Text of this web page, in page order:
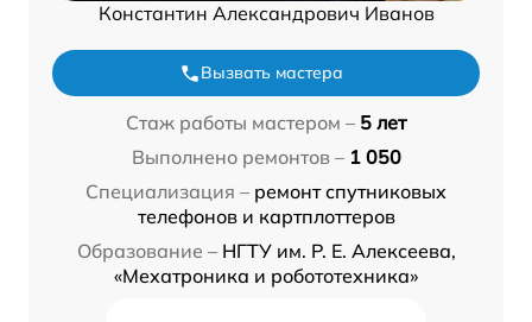
Константин Александрович Иванов
Вызвать мастера
Стаж работы мастером – 5 лет
Выполнено ремонтов – 1 050
Специализация – ремонт спутниковых
телефонов и картплоттеров
Образование – НГТУ им. Р. Е. Алексеева,
«Мехатроника и робототехника»